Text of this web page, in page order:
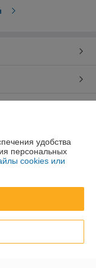
удобства
персональных
cookies или